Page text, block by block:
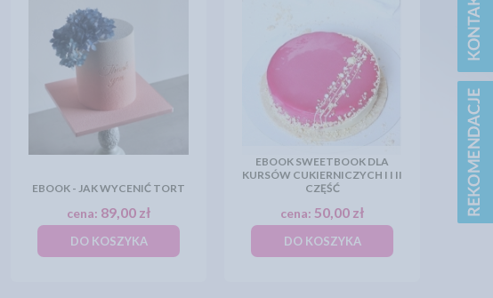
EBOOK - JAK WYCENIĆ TORT
cena: 89,00 zł
DO KOSZYKA
EBOOK SWEETBOOK DLA
KURSÓW CUKIERNICZYCH I I II
CZĘŚĆ
cena: 50,00 zł
DO KOSZYKA